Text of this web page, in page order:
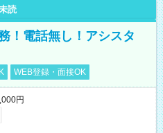
読
！電話無し！アシスタ
WEB登録・面接OK
円